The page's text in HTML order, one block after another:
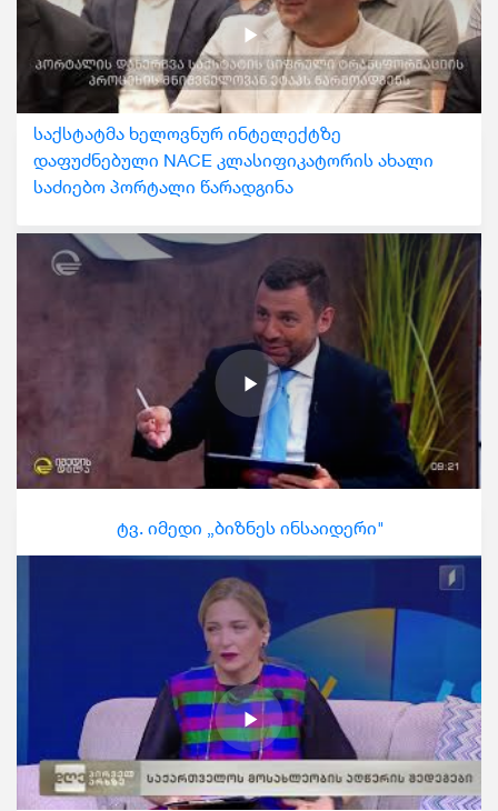
საქსტატმა ხელოვნურ ინტელექტზე
დაფუძნებული NACE კლასიფიკატორის ახალი
საძიებო პორტალი წარადგინა
ტვ. იმედი „ბიზნეს ინსაიდერი"